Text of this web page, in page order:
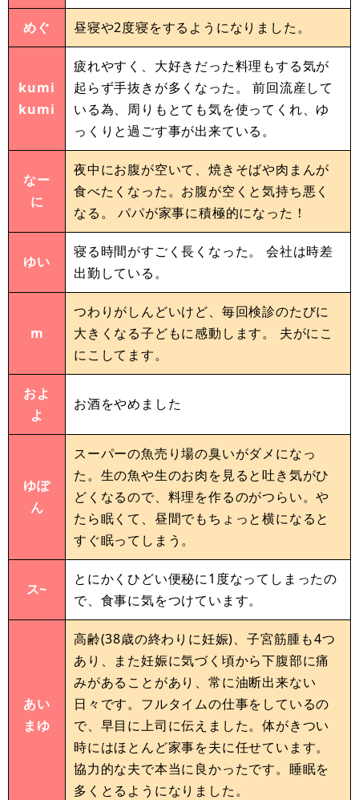
めぐ 昼寝や2度寝をするようになりました。
kumi
kumi
疲れやすく、大好きだった料理もする気が
起らず手抜きが多くなった。 前回流産して
いる為、周りもとても気を使ってくれ、ゆ
っくりと過ごす事が出来ている。
なー
に
夜中にお腹が空いて、焼きそばや肉まんが
食べたくなった。お腹が空くと気持ち悪く
なる。 パパが家事に積極的になった！
ゆい
寝る時間がすごく長くなった。 会社は時差
出勤している。
m
つわりがしんどいけど、毎回検診のたびに
大きくなる子どもに感動します。 夫がにこ
にこしてます。
およ
よ
お酒をやめました
ゆぽ
ん
スーパーの魚売り場の臭いがダメになっ
た。生の魚や生のお肉を見ると吐き気がひ
どくなるので、料理を作るのがつらい。や
たら眠くて、昼間でもちょっと横になると
すぐ眠ってしまう。
ス~
とにかくひどい便秘に1度なってしまったの
で、食事に気をつけています。
あい
まゆ
高齢(38歳の終わりに妊娠)、子宮筋腫も4つ
あり、また妊娠に気づく頃から下腹部に痛
みがあることがあり、常に油断出来ない
日々です。フルタイムの仕事をしているの
で、早目に上司に伝えました。体がきつい
時にはほとんど家事を夫に任せています。
協力的な夫で本当に良かったです。睡眠を
多くとるようになりました。